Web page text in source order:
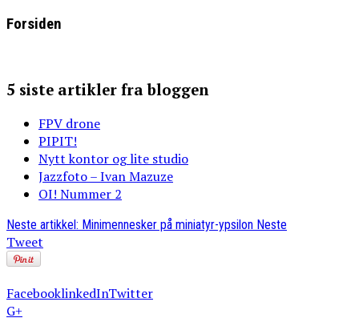
Forsiden
5 siste artikler fra bloggen
FPV drone
PIPIT!
Nytt kontor og lite studio
Jazzfoto – Ivan Mazuze
OI! Nummer 2
Neste artikkel: Minimennesker på miniatyr-ypsilon Neste
Tweet
FacebooklinkedInTwitter
G+